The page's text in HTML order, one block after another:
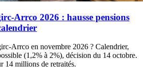
Arrco 2026 : hausse pensions
Arrco en novembre 2026 ? Calendrier,
(1,2% à 2%), décision du 14 octobre.
14 millions de retraités.